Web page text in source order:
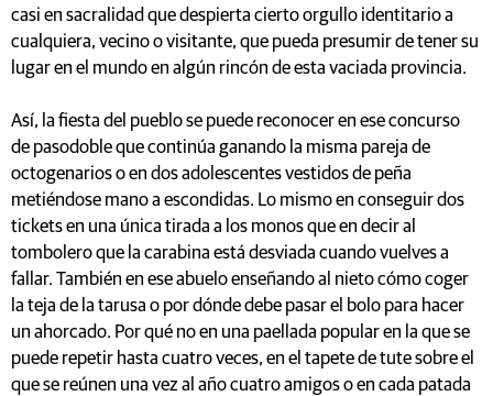
casi en sacralidad que despierta cierto orgullo identitario a
cualquiera, vecino o visitante, que pueda presumir de tener su
lugar en el mundo en algún rincón de esta vaciada provincia.
Así, la fiesta del pueblo se puede reconocer en ese concurso
de pasodoble que continúa ganando la misma pareja de
octogenarios o en dos adolescentes vestidos de peña
metiéndose mano a escondidas. Lo mismo en conseguir dos
tickets en una única tirada a los monos que en decir al
tombolero que la carabina está desviada cuando vuelves a
fallar. También en ese abuelo enseñando al nieto cómo coger
la teja de la tarusa o por dónde debe pasar el bolo para hacer
un ahorcado. Por qué no en una paellada popular en la que se
puede repetir hasta cuatro veces, en el tapete de tute sobre el
que se reúnen una vez al año cuatro amigos o en cada patada